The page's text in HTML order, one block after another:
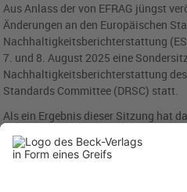
Aus Anlass der von EFRAG jüngst
Änderungen an den Europäischen
Nachhaltigkeitsberichterstattung
7. und 8. August 2025 eine
Nachhaltigkeitsberichterstattung
Standards Committee (DRSC) statt.
Als ein Ergebnis dieser Sitzung hat
eine
der ESRS veröffentlicht. Diese soll